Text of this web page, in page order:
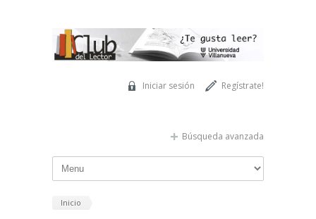
Regístrate!
Iniciar sesión
Búsqueda avanzada
Inicio